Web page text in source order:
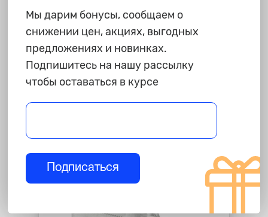
2 595 ₽
Респиратор полумаска
"JetaPRO" 5500 для
покрасочных работ в сборе, M
Мы дарим бонусы, сообщаем о
снижении цен, акциях, выгодных
предложениях и новинках.
Подпишитесь на нашу рассылку
чтобы оставаться в курсе
Подписаться